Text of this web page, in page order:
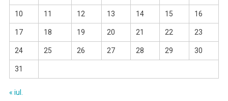
10 11 12 13 14 15 16
17 18 19 20 21 22 23
24 25 26 27 28 29 30
31
« iul.